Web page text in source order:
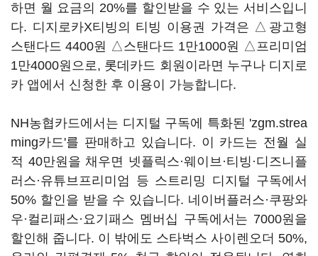
하면 월 요금의 20%를 할인받을 수 있는 서비스입니
다. 디지로카X티빙의 티빙 이용권 가격은 △광고형
스탠다드 4400원 △스탠다드 1만1000원 △프리미엄
1만4000원으로, 롯데카드 회원이라면 누구나 디지로
카 앱에서 신청한 후 이용이 가능합니다.
NH농협카드에서는 디지털 구독에 특화된 'zgm.strea
ming카드'를 판매하고 있습니다. 이 카드는 전월 실
적 40만원을 채우면 넷플릭스·웨이브·티빙·디즈니플
러스·유튜브프리미엄 등 스트리밍 디지털 구독에서
50% 할인을 받을 수 있습니다. 네이버플러스·쿠팡와
우·컬리패스·요기패스 멤버십 구독에서는 7000원을
할인해 줍니다. 이 밖에도 스타벅스 사이렌오더 50%,